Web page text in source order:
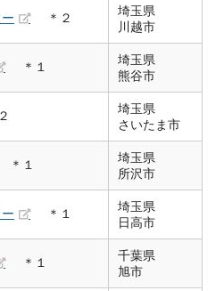
＊２
埼玉県
川越市
＊１
埼玉県
熊谷市
埼玉県
さいたま市
＊１
埼玉県
所沢市
＊１
埼玉県
日高市
＊１
千葉県
旭市